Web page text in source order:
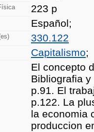
223 p
Español;
330.122
Capitalismo;
El concepto
Bibliografia
p.91. El
p.122. La
la economia
produccion